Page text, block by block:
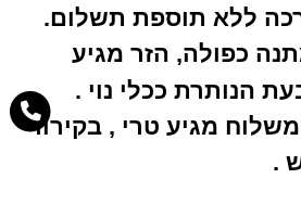
ללא תוספת תשלום.
כפולה, הזר מגיע
הנותרת ככלי נוי .
מגיע טרי , בקירור
.